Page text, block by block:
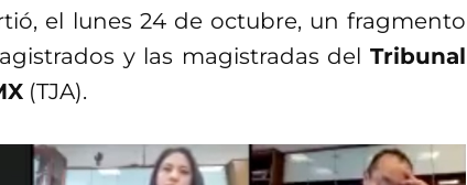
el lunes 24 de octubre, un fragmento
y las magistradas del Tribunal
(TJA).